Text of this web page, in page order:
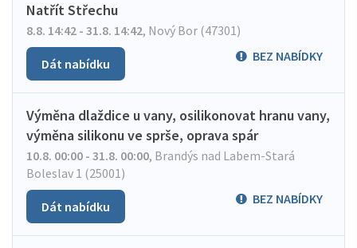
Natřít Střechu
8.8. 14:42 - 31.8. 14:42, Nový Bor (47301)
BEZ NABÍDKY
Dát nabídku
Výměna dlaždice u vany, osilikonovat hranu vany,
výměna silikonu ve sprše, oprava spár
10.8. 00:00 - 31.8. 00:00, Brandýs nad Labem-Stará
Boleslav 1 (25001)
BEZ NABÍDKY
Dát nabídku